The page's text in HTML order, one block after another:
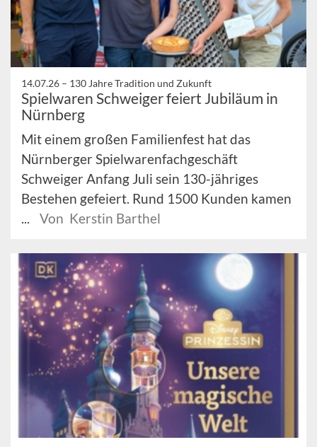
14.07.26 – 130 Jahre Tradition und Zukunft
Spielwaren Schweiger feiert Jubiläum in
Nürnberg
Mit einem großen Familienfest hat das
Nürnberger Spielwarenfachgeschäft
Schweiger Anfang Juli sein 130-jähriges
Bestehen gefeiert. Rund 1500 Kunden kamen
...
Von Kerstin Barthel